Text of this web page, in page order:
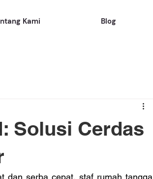
Kami Blog
Solusi Cerdas
dan serba cepat, staf rumah tangga